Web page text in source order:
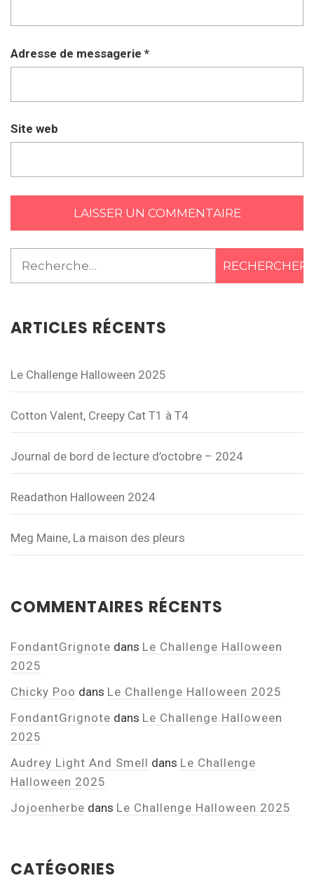
Adresse de messagerie *
Site web
Rechercher :
ARTICLES RÉCENTS
Le Challenge Halloween 2025
Cotton Valent, Creepy Cat T1 à T4
Journal de bord de lecture d’octobre – 2024
Readathon Halloween 2024
Meg Maine, La maison des pleurs
COMMENTAIRES RÉCENTS
FondantGrignote dans Le Challenge Halloween
2025
Chicky Poo dans Le Challenge Halloween 2025
FondantGrignote dans Le Challenge Halloween
2025
Audrey Light And Smell dans Le Challenge
Halloween 2025
Jojoenherbe dans Le Challenge Halloween 2025
CATÉGORIES